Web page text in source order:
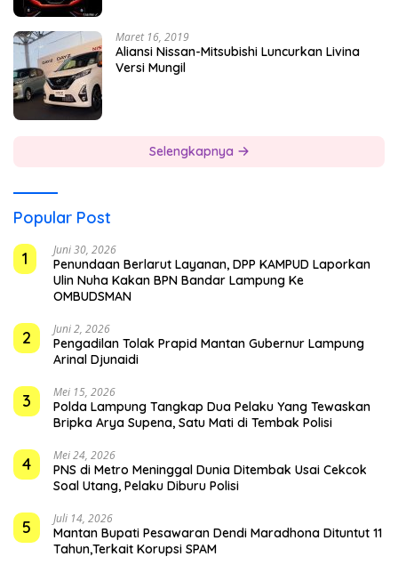
Maret 16, 2019
Aliansi Nissan-Mitsubishi Luncurkan Livina
Versi Mungil
Selengkapnya
Popular Post
1
Juni 30, 2026
Penundaan Berlarut Layanan, DPP KAMPUD Laporkan
Ulin Nuha Kakan BPN Bandar Lampung Ke
OMBUDSMAN
2 Juni 2, 2026
Pengadilan Tolak Prapid Mantan Gubernur Lampung
Arinal Djunaidi
3 Mei 15, 2026
Polda Lampung Tangkap Dua Pelaku Yang Tewaskan
Bripka Arya Supena, Satu Mati di Tembak Polisi
4 Mei 24, 2026
PNS di Metro Meninggal Dunia Ditembak Usai Cekcok
Soal Utang, Pelaku Diburu Polisi
5 Juli 14, 2026
Mantan Bupati Pesawaran Dendi Maradhona Dituntut 11
Tahun,Terkait Korupsi SPAM